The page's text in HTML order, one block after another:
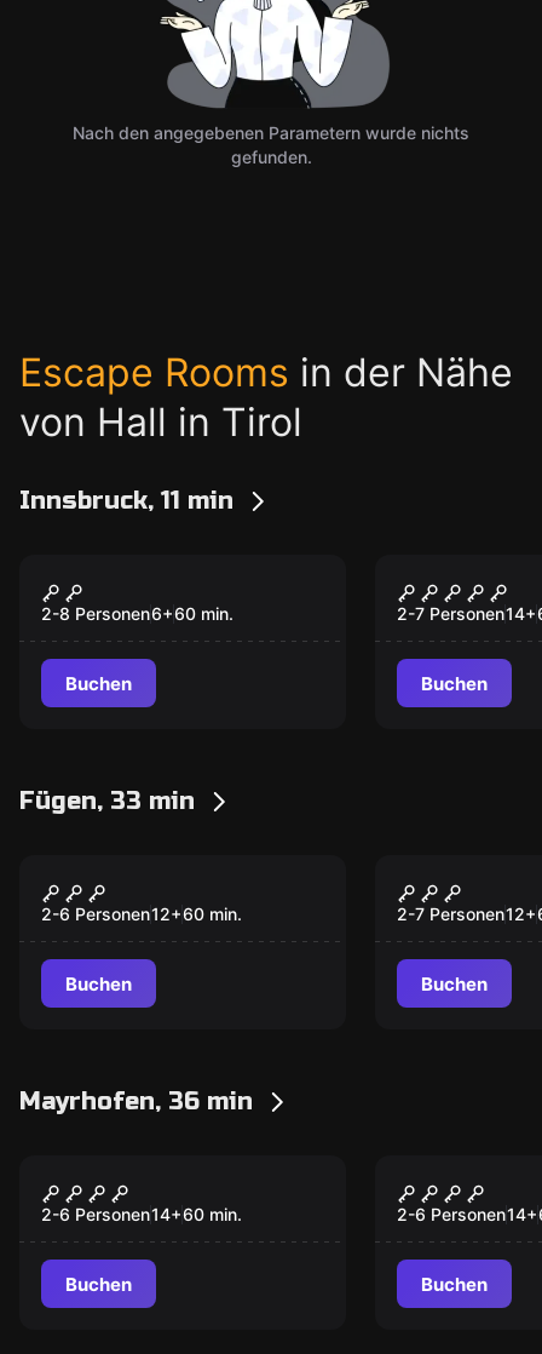
Nach den angegebenen Parametern wurde nichts
gefunden.
Escape Rooms in der Nähe
von Hall in Tirol
Innsbruck, 11 min
Das magische
Baumhaus
2-8 Personen6+60 min.
Buchen
Das
2-7 Personen14+
Buchen
Fügen, 33 min
Mafia
2-6 Personen12+60 min.
Buchen
Die Alm
2-7 Personen12+
Buchen
Mayrhofen, 36 min
Neu
Bergdrama
2-6 Personen14+60 min.
Buchen
Neu
Verdammt
2-6 Personen14+
Buchen